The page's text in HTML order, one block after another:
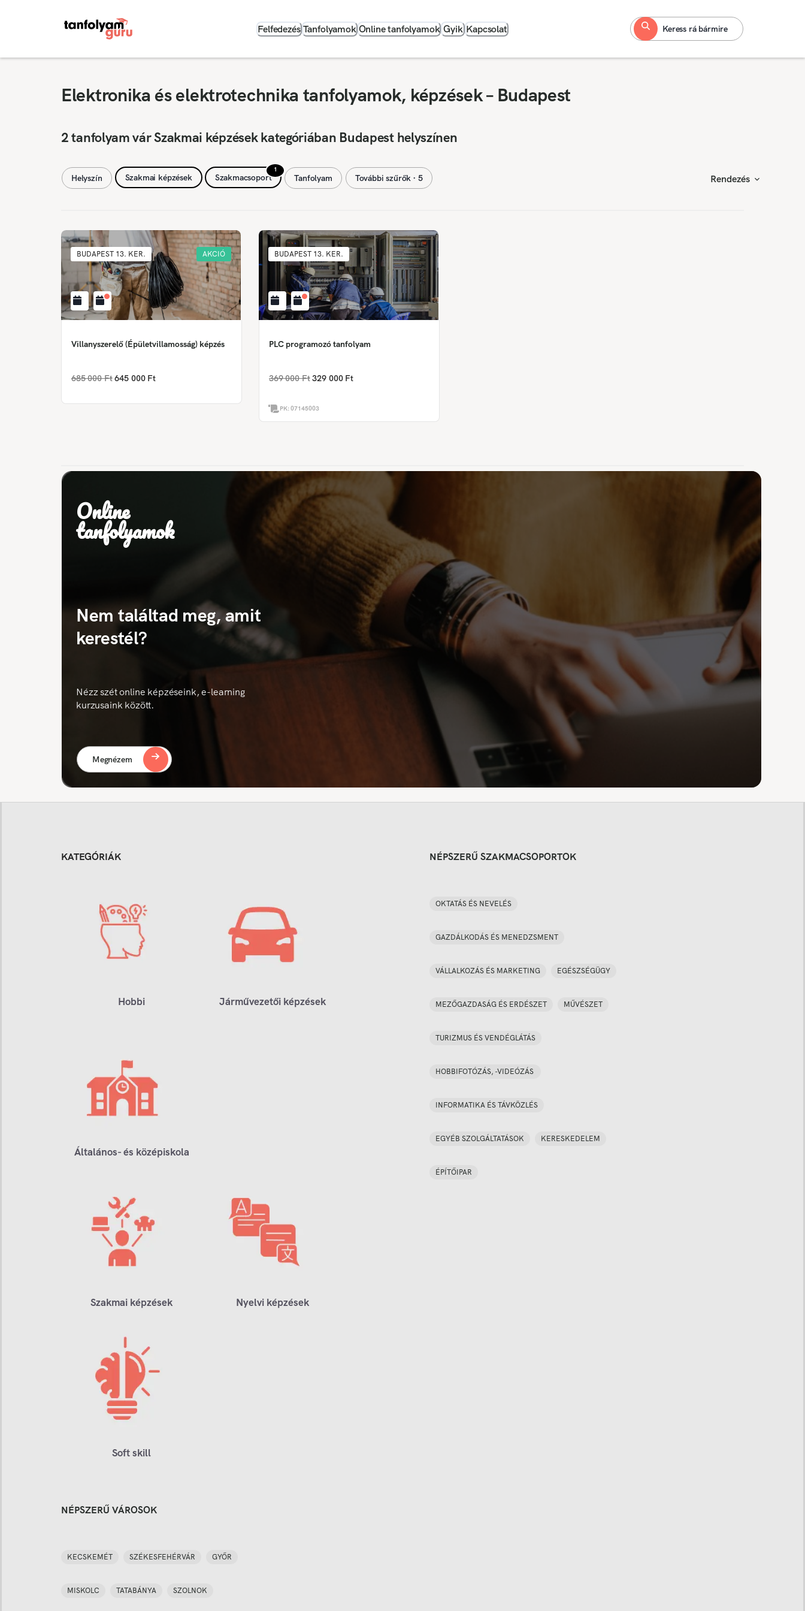
Felfedezés Tanfolyamok Online tanfolyamok Gyik Kapcsolat Keress rá bármire
Elektronika és elektrotechnika tanfolyamok, képzések – Budapest
2 tanfolyam vár Szakmai képzések kategóriában Budapest helyszínen
Helyszín Szakmai képzések
1
Szakmacsoport Tanfolyam További szűrők ∙ 5 Rendezés
BUDAPEST 13. KER. AKCIÓ
Villanyszerelő (Épületvillamosság) képzés
685 000 Ft 645 000 Ft
BUDAPEST 13. KER.
PLC programozó tanfolyam
369 000 Ft 329 000 Ft
PK:07145003
Online
tanfolyamok
Nem találtad meg, amit
kerestél?
Nézz szét online képzéseink, e-learning
kurzusaink között.
Megnézem
KATEGÓRIÁK
Hobbi Járművezetői képzések
Általános- és középiskola
Szakmai képzések Nyelvi képzések
Soft skill
NÉPSZERŰ SZAKMACSOPORTOK
OKTATÁS ÉS NEVELÉS
GAZDÁLKODÁS ÉS MENEDZSMENT
VÁLLALKOZÁS ÉS MARKETING EGÉSZSÉGÜGY
MEZŐGAZDASÁG ÉS ERDÉSZET MŰVÉSZET
TURIZMUS ÉS VENDÉGLÁTÁS
HOBBIFOTÓZÁS, -VIDEÓZÁS
INFORMATIKA ÉS TÁVKÖZLÉS
EGYÉB SZOLGÁLTATÁSOK KERESKEDELEM
ÉPÍTŐIPAR
NÉPSZERŰ VÁROSOK
KECSKEMÉT SZÉKESFEHÉRVÁR GYŐR
MISKOLC TATABÁNYA SZOLNOK